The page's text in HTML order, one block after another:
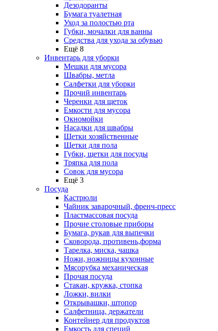
Дезодоранты
Бумага туалетная
Уход за полостью рта
Губки, мочалки для ванны
Средства для ухода за обувью
Ещё 8
Инвентарь для уборки
Мешки для мусора
Швабры, метла
Салфетки для уборки
Прочий инвентарь
Черенки для щеток
Емкости для мусора
Окномойки
Насадки для швабры
Щетки хозяйственные
Щетки для пола
Губки, щетки для посуды
Тряпка для пола
Совок для мусора
Ещё 3
Посуда
Кастрюли
Чайник заварочный, френч-пресс
Пластмассовая посуда
Прочие столовые приборы
Бумага, рукав для выпечки
Сковорода, противень,форма
Тарелка, миска, чашка
Ножи, ножницы кухонные
Мясорубка механическая
Прочая посуда
Стакан, кружка, стопка
Ложки, вилки
Открывашки, штопор
Салфетница, держатели
Контейнер для продуктов
Емкость для специй